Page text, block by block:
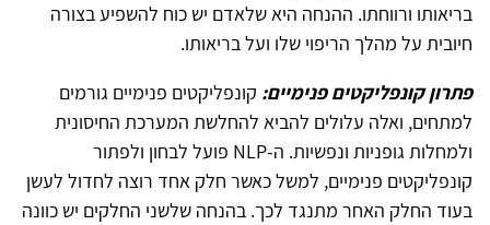
בריאותו ורווחתו. ההנחה היא שלאדם יש כוח להשפיע בצורה
חיובית על מהלך הריפוי שלו ועל בריאותו.
פתרון קונפליקטים פנימיים: קונפליקטים פנימיים גורמים
למתחים, ואלה עלולים להביא להחלשת המערכת החיסונית
ולמחלות גופניות ונפשיות. ה-NLP פועל לבחון ולפתור
קונפליקטים פנימיים, למשל כאשר חלק אחד רוצה לחדול לעשן
בעוד החלק האחר מתנגד לכך. בהנחה שלשני החלקים יש כוונה